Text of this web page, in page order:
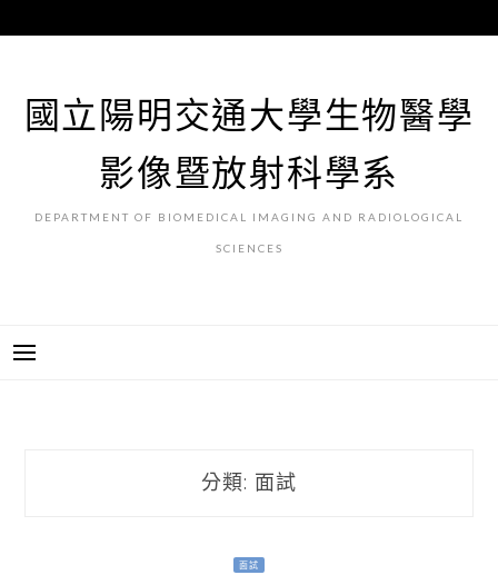
至
國立陽明交通大學生物醫學
影像暨放射科學系
DEPARTMENT OF BIOMEDICAL IMAGING AND RADIOLOGICAL
SCIENCES
分類: 面試
面試